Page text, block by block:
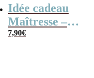
Idée cadeau
Maîtresse –
Cahier de
7,90€